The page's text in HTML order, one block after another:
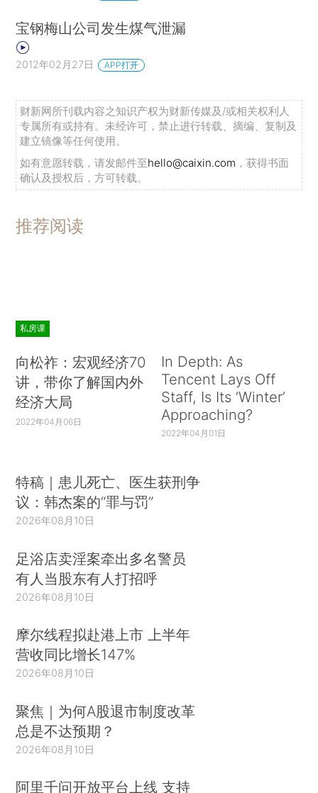
宝钢梅山公司发生煤气泄漏
2012年02月27日 APP打开
财新网所刊载内容之知识产权为财新传媒及/或相关权利人
专属所有或持有。未经许可，禁止进行转载、摘编、复制及
建立镜像等任何使用。
如有意愿转载，请发邮件至hello@caixin.com ，获得书面
确认及授权后，方可转载。
推荐阅读
私房课
向松祚：宏观经济70
讲，带你了解国内外
经济大局
2022年04月06日
In Depth: As
Tencent Lays Off
Staff, Is Its ‘Winter’
Approaching?
2022年04月01日
特稿｜患儿死亡、医生获刑争
议：韩杰案的“罪与罚”
2026年08月10日
足浴店卖淫案牵出多名警员
有人当股东有人打招呼
2026年08月10日
摩尔线程拟赴港上市 上半年
营收同比增长147%
2026年08月10日
聚焦｜为何A股退市制度改革
总是不达预期？
2026年08月10日
阿里千问开放平台上线 支持